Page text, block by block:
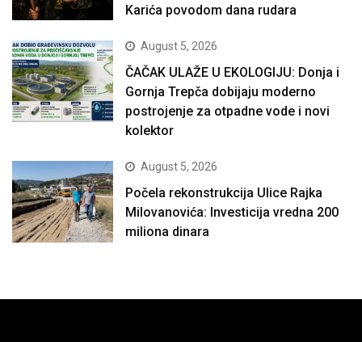
Karića povodom dana rudara
August 5, 2026
ČAČAK ULAŽE U EKOLOGIJU: Donja i
Gornja Trepča dobijaju moderno
postrojenje za otpadne vode i novi
kolektor
August 5, 2026
Počela rekonstrukcija Ulice Rajka
Milovanovića: Investicija vredna 200
miliona dinara